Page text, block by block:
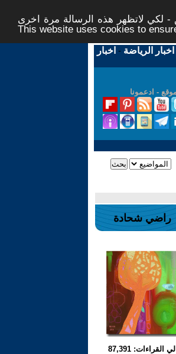
لكي لاتظهر هذه الرسالة مرة اخرى -
This website uses cookies to
اخبار الرياضة - اخبار
- ادعمونا
راضي شحادة
القراءات: 87,391